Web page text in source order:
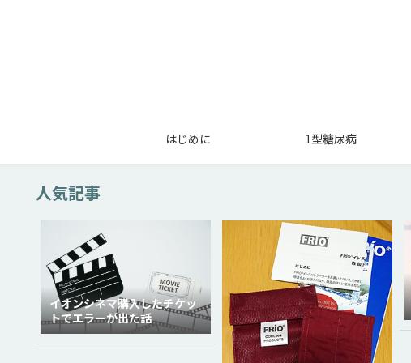
はじめに 1型糖尿病
人気記事
イオンシネマ購入したチケッ
トでエラーが出た話